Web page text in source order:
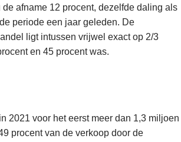
afname 12 procent, dezelfde daling als
periode een jaar geleden. De
ligt intussen vrijwel exact op 2/3
en 45 procent was.
2021 voor het eerst meer dan 1,3 miljoen
procent van de verkoop door de